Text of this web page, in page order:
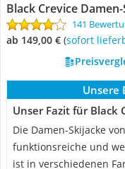
Black Crevice
141
ab 149,00 € ( Sofort
Unsere
Unser Fazit für Black
Die Damen-Skijacke
funktionsreiche und
ist in verschiedenen